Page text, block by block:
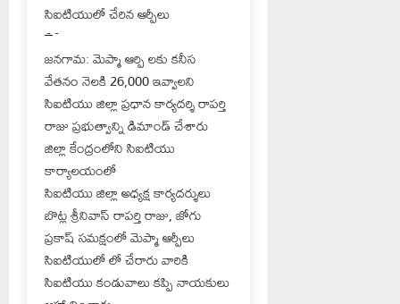
సిఐటియులో చేరిన ఆర్పీలు
~~
జనగామ: మెప్మా ఆర్పి లకు కనీస
వేతనం నెలకి 26,000 ఇవ్వాలని
సిఐటియు జిల్లా ప్రధాన కార్యదర్శి రాపర్తి
రాజు ప్రభుత్వాన్ని డిమాండ్ చేశారు
జిల్లా కేంద్రంలోని సిఐటియు
కార్యాలయంలో
సిఐటియు జిల్లా అధ్యక్ష కార్యదర్శులు
బొట్ల శ్రీనివాస్ రాపర్తి రాజు, జోగు
ప్రకాష్ సమక్షంలో మెప్మా ఆర్పీలు
సిఐటియులో లో చేరారు వారికి
సిఐటియు కండువాలు కప్పి నాయకులు